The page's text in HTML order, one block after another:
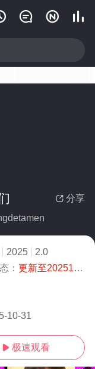
  
 分享
2025
2.0
： 更新至20251031期
10-31
 极速观看